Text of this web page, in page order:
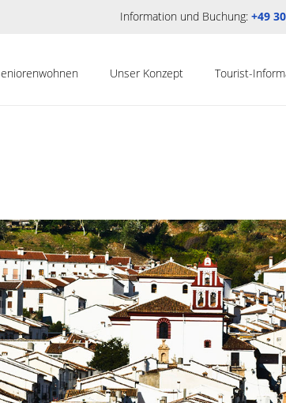
Information und Buchung: +49
Unser Konzept Tourist-